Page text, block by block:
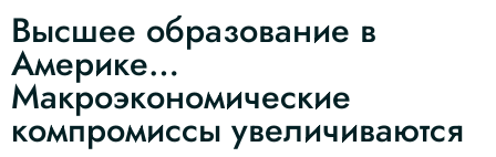
Высшее образование в
Америке…
Макроэкономические
компромиссы увеличиваются